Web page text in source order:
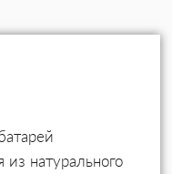
из натурального